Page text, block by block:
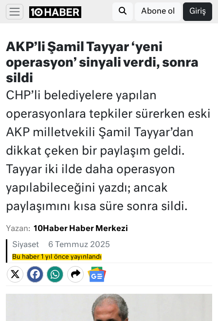
Abone ol Giriş
AKP’li Şamil Tayyar ‘yeni
operasyon’ sinyali verdi, sonra
sildi
CHP’li belediyelere yapılan
operasyonlara tepkiler sürerken eski
AKP milletvekili Şamil Tayyar’dan
dikkat çeken bir paylaşım geldi.
Tayyar iki ilde daha operasyon
yapılabileceğini yazdı; ancak
paylaşımını kısa süre sonra sildi.
Yazan: 10Haber Haber Merkezi
Siyaset 6 Temmuz 2025
Bu haber 1 yıl önce yayınlandı